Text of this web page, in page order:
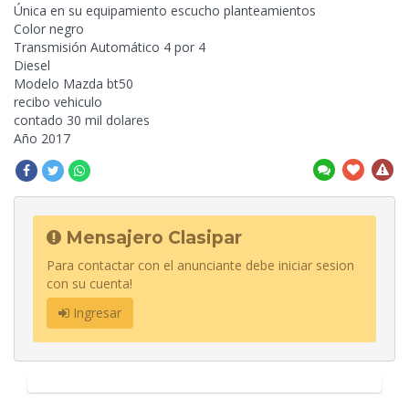
Única en su equipamiento escucho planteamientos
Color negro
Transmisión Automático 4 por 4
Diesel
Modelo Mazda bt50
recibo vehiculo
contado 30 mil dolares
Año 2017
Mensajero Clasipar
Para contactar con el anunciante debe iniciar sesion
con su cuenta!
Ingresar